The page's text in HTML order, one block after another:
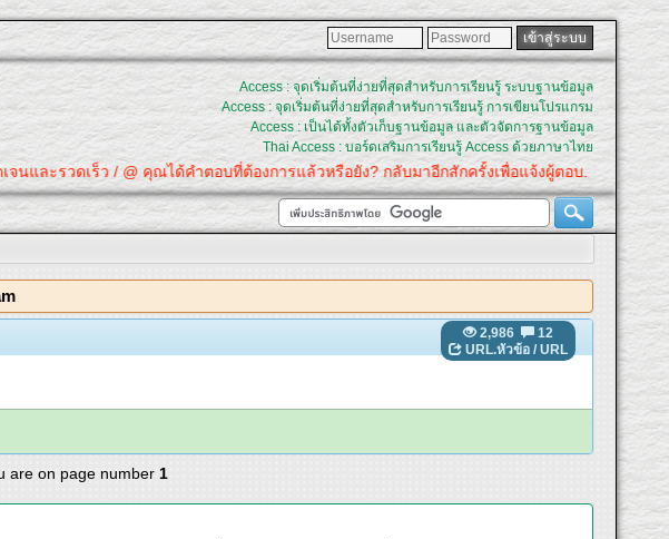
Access : จุดเริ่มต้นที่ง่ายที่สุดสำหรับการเรียนรู้ ระบบฐานข้อมูล
Access : จุดเริ่มต้นที่ง่ายที่สุดสำหรับการเรียนรู้ การเขียนโปรแกรม
Access : เป็นได้ทั้งตัวเก็บฐานข้อมูล และตัวจัดการฐานข้อมูล
Thai Access : บอร์ดเสริมการเรียนรู้ Access ด้วยภาษาไทย
วดเร็ว / @ คุณได้คำตอบที่ต้องการแล้วหรือยัง? กลับมาอีกสักครั้งเพื่อแจ้งผู้ตอบ.
2,986
12
URL.หัวข้อ/ URL
are on page number 1